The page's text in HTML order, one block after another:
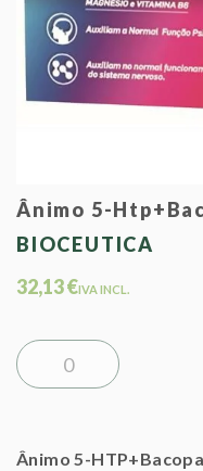
Ânimo 5-
BIOCEUTICA
32,13 €IVA INCL.
Ânimo 5-